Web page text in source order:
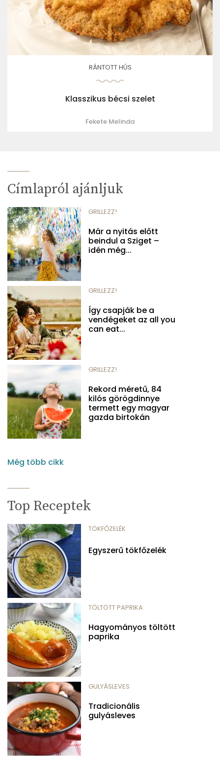
RÁNTOTT HÚS
Klasszikus bécsi szelet
Fekete Melinda
Címlapról ajánljuk
GRILLEZZ!
Már a nyitás előtt
beindul a Sziget –
idén még...
GRILLEZZ!
Így csapják be a
vendégeket az all you
can eat...
GRILLEZZ!
Rekord méretű, 84
kilós görögdinnye
termett egy magyar
gazda birtokán
Még több cikk
Top Receptek
TÖKFŐZELÉK
Egyszerű tökfőzelék
TÖLTÖTT PAPRIKA
Hagyományos töltött
paprika
GULYÁSLEVES
Tradicionális
gulyásleves